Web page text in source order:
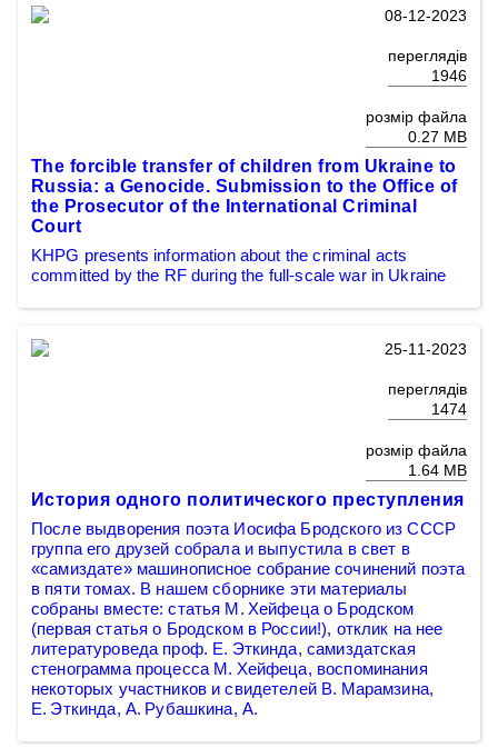
08-12-2023
переглядів
1946
розмір файла
0.27 MB
The forcible transfer of children from Ukraine to
Russia: a Genocide. Submission to the Office of
the Prosecutor of the International Criminal
Court
KHPG presents information about the criminal acts
committed by the RF during the full-scale war in Ukraine
25-11-2023
переглядів
1474
розмір файла
1.64 MB
История одного политического преступления
После выдворения поэта Иосифа Бродского из СССР
группа его друзей собрала и выпустила в свет в
«самиздате» машинописное собрание сочинений поэта
в пяти томах. В нашем сборнике эти материалы
собраны вместе: статья М. Хейфеца о Бродском
(первая статья о Бродском в России!), отклик на нее
литературоведа проф. Е. Эткинда, самиздатская
стенограмма процесса М. Хейфеца, воспоминания
некоторых участников и свидетелей В. Марамзина,
Е. Эткинда, А. Рубашкина, А.